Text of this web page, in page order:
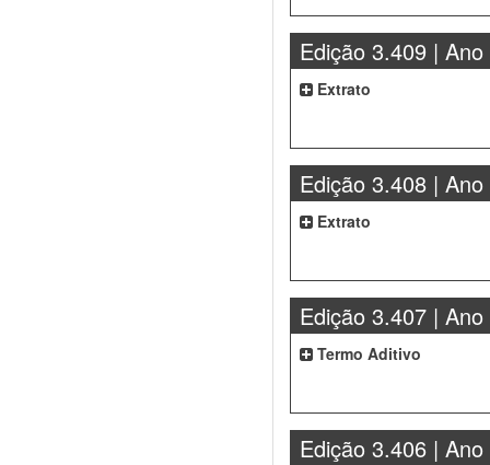
Edição 3.409 | Ano
Extrato
Edição 3.408 | Ano
Extrato
Edição 3.407 | Ano
Termo Aditivo
Edição 3.406 | Ano